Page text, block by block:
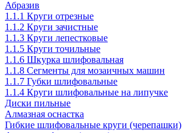
Абразив
1.1.1 Круги отрезные
1.1.2 Круги зачистные
1.1.3 Круги лепестковые
1.1.5 Круги точильные
1.1.6 Шкурка шлифовальная
1.1.8 Сегменты для мозаичных машин
1.1.7 Губки шлифовальные
1.1.4 Круги шлифовальные на липучке
Диски пильные
Алмазная оснастка
Гибкие шлифовальные круги (черепашки)